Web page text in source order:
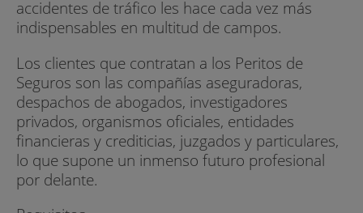
accidentes de tráfico les hace cada vez más
indispensables en multitud de campos.
Los clientes que contratan a los Peritos de
Seguros son las compañías aseguradoras,
despachos de abogados, investigadores
privados, organismos oficiales, entidades
financieras y crediticias, juzgados y particulares,
lo que supone un inmenso futuro profesional
por delante.